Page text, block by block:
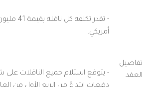
تفاصيل
العقد
- تقدر تكلفة كل
أمريكي.
- يتوقع استلام جميع الناقلات